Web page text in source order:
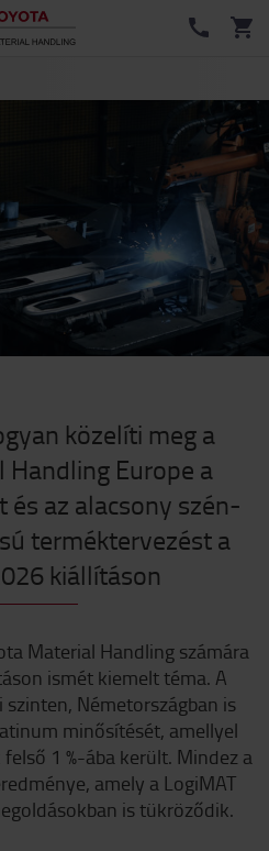
közelíti meg a
Europe a
az alacsony szén-
terméktervezést a
kiállításon
Material Handling számára
ismét kiemelt téma. A
Németországban is
minősítését, amellyel
1 %-ába került. Mindez a
amely a LogiMAT
is tükröződik.